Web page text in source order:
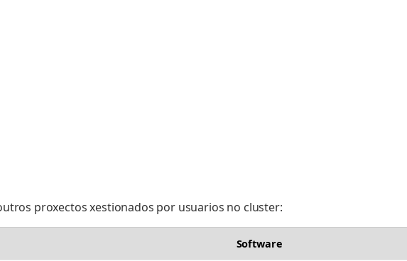
proxectos xestionados por usuarios no cluster:
Software